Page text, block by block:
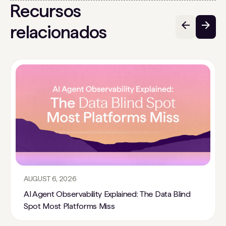
Recursos
relacionados
AUGUST 6, 2026
AI Agent Observability Explained: The Data Blind
Spot Most Platforms Miss